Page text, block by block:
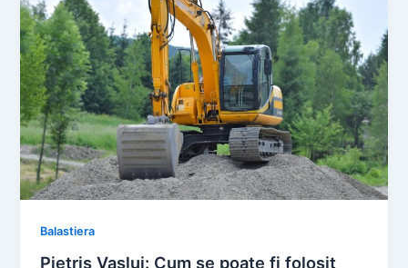
Balastiera
Pietriș Vaslui: Cum se poate fi folosit